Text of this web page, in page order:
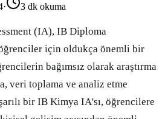
· 3 dk okuma
(IA), IB Diploma
için oldukça önemli bir
bağımsız olarak araştırma
veri toplama ve analiz etme
bir IB Kimya IA'sı, öğrencilere